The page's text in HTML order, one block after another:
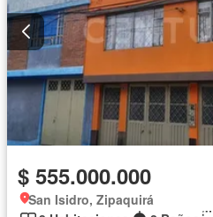
$ 555.000.000
San Isidro, Zipaquirá